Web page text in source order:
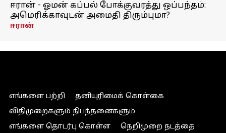
ஈரான் - ஓமன் கப்பல் போக்குவரத்து ஒப்பந்தம்:
அமெரிக்காவுடன் அமைதி திரும்புமா?
ஈரான்
எங்களை பற்றி
தனியுரிமைக் கொள்கை
விதிமுறைகளும் நிபந்தனைகளும்
எங்களை தொடர்பு கொள்ள
நெறிமுறை நடத்தை